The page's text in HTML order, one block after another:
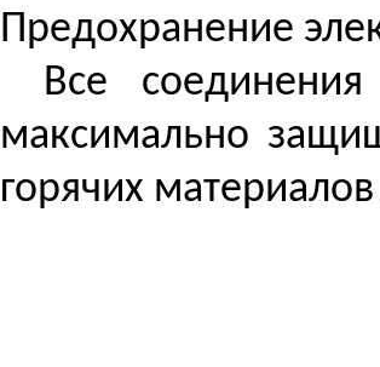
Предохранение
Все
максимально
горячих